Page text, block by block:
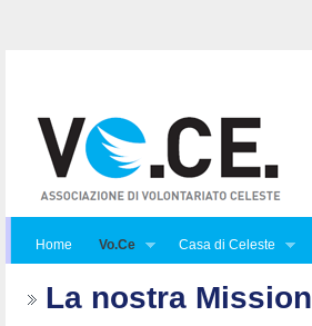
Home Vo.Ce Casa di Celeste
La nostra Mission